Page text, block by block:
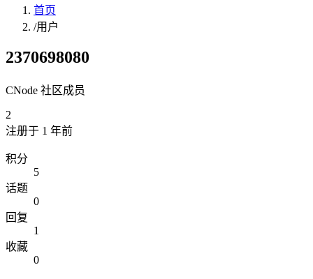
首页
/用户
2370698080
CNode 社区成员
2
注册于 1 年前
积分
5
话题
0
回复
1
收藏
0